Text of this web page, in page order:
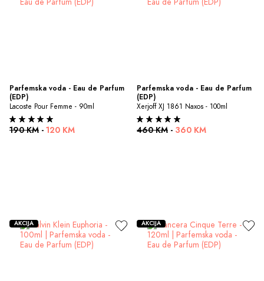
Parfemska voda - Eau de Parfum
(EDP)
Lacoste Pour Femme - 90ml
190 KM - 120 KM
Parfemska voda - Eau de Parfum
(EDP)
Xerjoff XJ 1861 Naxos - 100ml
460 KM - 360 KM
AKCIJA AKCIJA